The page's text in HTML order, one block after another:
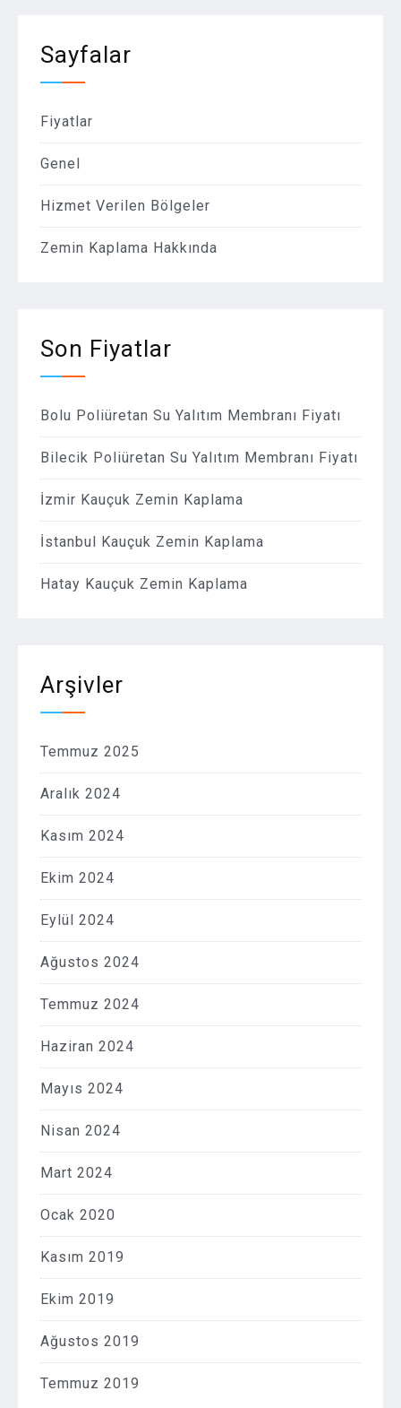
Sayfalar
Fiyatlar
Genel
Hizmet Verilen Bölgeler
Zemin Kaplama Hakkında
Son Fiyatlar
Bolu Poliüretan Su Yalıtım Membranı Fiyatı
Bilecik Poliüretan Su Yalıtım Membranı Fiyatı
İzmir Kauçuk Zemin Kaplama
İstanbul Kauçuk Zemin Kaplama
Hatay Kauçuk Zemin Kaplama
Arşivler
Temmuz 2025
Aralık 2024
Kasım 2024
Ekim 2024
Eylül 2024
Ağustos 2024
Temmuz 2024
Haziran 2024
Mayıs 2024
Nisan 2024
Mart 2024
Ocak 2020
Kasım 2019
Ekim 2019
Ağustos 2019
Temmuz 2019